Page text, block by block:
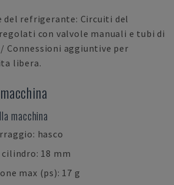
del refrigerante: Circuiti del
con valvole manuali e tubi di
Connessioni aggiuntive per
libera.
macchina
hasco
18 mm
max (ps): 17 g